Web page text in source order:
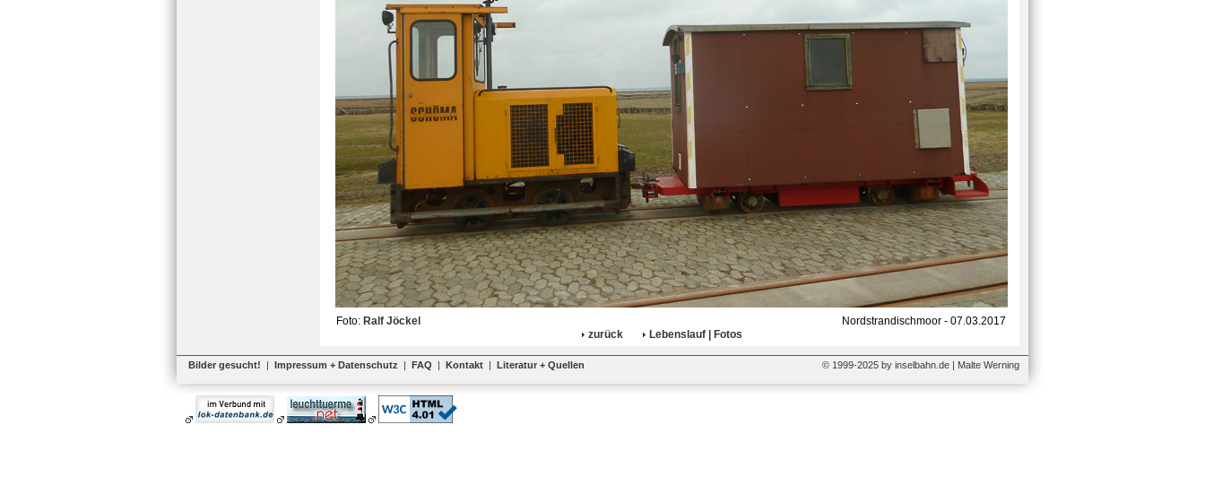
Foto: Ralf Jöckel
Nordstrandischmoor - 07.03.2017
zurück
Lebenslauf | Fotos
Bilder gesucht! | Impressum + Datenschutz | FAQ | Kontakt | Literatur + Quellen © 1999-2025 by inselbahn.de | Malte Werning